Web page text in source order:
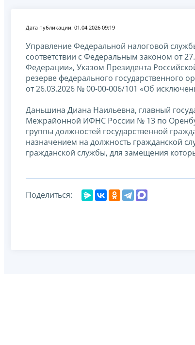
Дата публикации: 01.04.2026 09:19
Управление Федеральной налоговой
соответствии с Федеральным законом от
Федерации», Указом Президента
резерве федерального государственного
от 26.03.2026 № 00-00-006/101 «Об
Даньшина Диана Наильевна, главный
Межрайонной ИФНС России № 13 по
группы должностей государственной
назначением на должность гражданской
гражданской службы, для замещения
Поделиться: